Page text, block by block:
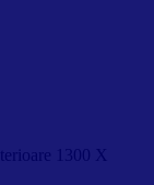
1300 X